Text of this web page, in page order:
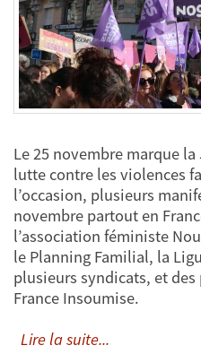
Le 25 novembre marque
lutte contre les violences
l’occasion, plusieurs
novembre partout en
l’association féministe
le Planning Familial, la
plusieurs syndicats, et des
France Insoumise.
Lire la suite...